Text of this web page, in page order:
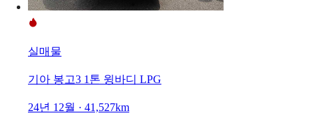
실매물
기아 봉고3 1톤 윙바디 LPG
24년 12월 · 41,527km